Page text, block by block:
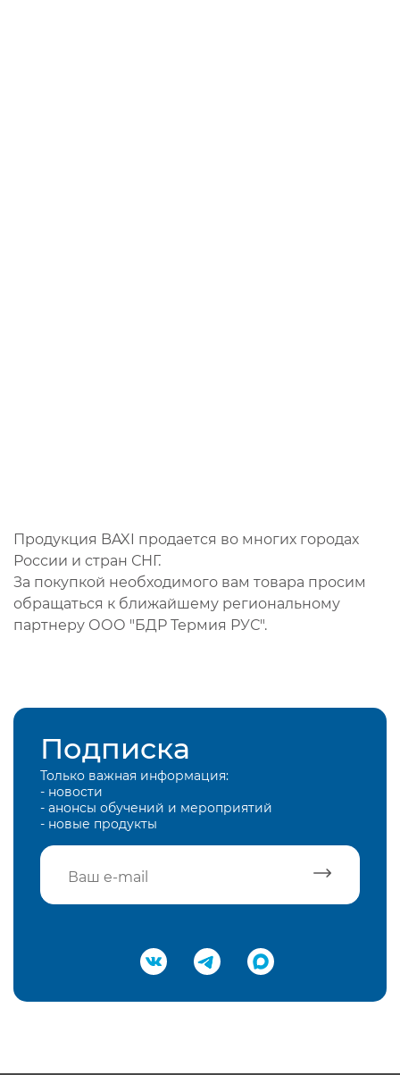
Продукция BAXI продается во многих городах
России и стран СНГ.
За покупкой необходимого вам товара просим
обращаться к ближайшему региональному
партнеру ООО "БДР Термия РУС".
Подписка
Только важная информация:
- новости
- анонсы обучений и мероприятий
- новые продукты
Подтвердить e-mail